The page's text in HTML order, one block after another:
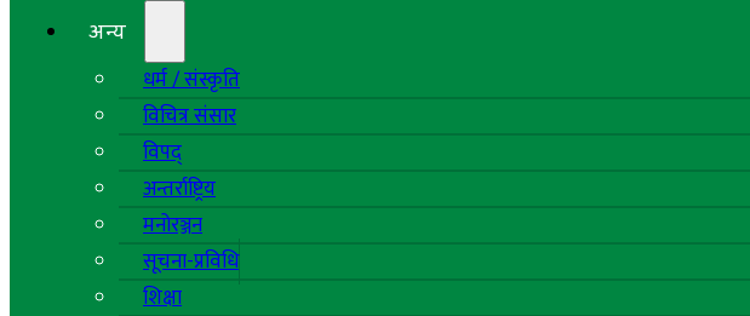
अन्य
धर्म / संस्कृति
विचित्र संसार
विपद्
अन्तर्राष्ट्रिय
मनोरञ्जन
सूचना-प्रविधि
शिक्षा